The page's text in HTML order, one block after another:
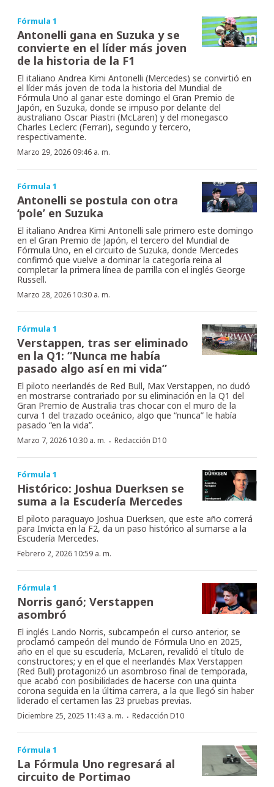
Fórmula 1
Antonelli gana en Suzuka y se
convierte en el líder más joven
de la historia de la F1
El italiano Andrea Kimi Antonelli (Mercedes) se convirtió en
el líder más joven de toda la historia del Mundial de
Fórmula Uno al ganar este domingo el Gran Premio de
Japón, en Suzuka, donde se impuso por delante del
australiano Oscar Piastri (McLaren) y del monegasco
Charles Leclerc (Ferrari), segundo y tercero,
respectivamente.
Marzo 29, 2026 09:46 a. m.
Fórmula 1
Antonelli se postula con otra
‘pole’ en Suzuka
El italiano Andrea Kimi Antonelli sale primero este domingo
en el Gran Premio de Japón, el tercero del Mundial de
Fórmula Uno, en el circuito de Suzuka, donde Mercedes
confirmó que vuelve a dominar la categoría reina al
completar la primera línea de parrilla con el inglés George
Russell.
Marzo 28, 2026 10:30 a. m.
Fórmula 1
Verstappen, tras ser eliminado
en la Q1: “Nunca me había
pasado algo así en mi vida”
El piloto neerlandés de Red Bull, Max Verstappen, no dudó
en mostrarse contrariado por su eliminación en la Q1 del
Gran Premio de Australia tras chocar con el muro de la
curva 1 del trazado oceánico, algo que “nunca” le había
pasado “en la vida”.
Marzo 7, 2026 10:30 a. m. · Redacción D10
Fórmula 1
Histórico: Joshua Duerksen se
suma a la Escudería Mercedes
El piloto paraguayo Joshua Duerksen, que este año correrá
para Invicta en la F2, da un paso histórico al sumarse a la
Escudería Mercedes.
Febrero 2, 2026 10:59 a. m.
Fórmula 1
Norris ganó; Verstappen
asombró
El inglés Lando Norris, subcampeón el curso anterior, se
proclamó campeón del mundo de Fórmula Uno en 2025,
año en el que su escudería, McLaren, revalidó el título de
constructores; y en el que el neerlandés Max Verstappen
(Red Bull) protagonizó un asombroso final de temporada,
que acabó con posibilidades de hacerse con una quinta
corona seguida en la última carrera, a la que llegó sin haber
liderado el certamen las 23 pruebas previas.
Diciembre 25, 2025 11:43 a. m. · Redacción D10
Fórmula 1
La Fórmula Uno regresará al
circuito de Portimao